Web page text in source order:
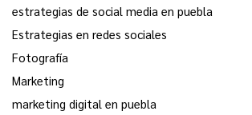
estrategias de social media en puebla
Estrategias en redes sociales
Fotografía
Marketing
marketing digital en puebla